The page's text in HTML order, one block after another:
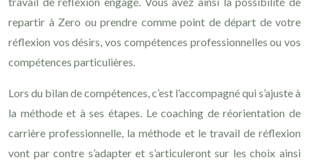
repartir à Zero ou prendre comme point de départ de votre
réflexion vos désirs, vos compétences professionnelles ou vos
compétences particulières.
Lors du bilan de compétences, c’est l’accompagné qui s’ajuste à
la méthode et à ses étapes. Le coaching de réorientation de
carrière professionnelle, la méthode et le travail de réflexion
vont par contre s’adapter et s’articuleront sur les choix ainsi